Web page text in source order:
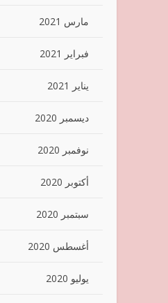
مارس 2021
فبراير 2021
يناير 2021
ديسمبر 2020
نوفمبر 2020
أكتوبر 2020
سبتمبر 2020
أغسطس 2020
يوليو 2020